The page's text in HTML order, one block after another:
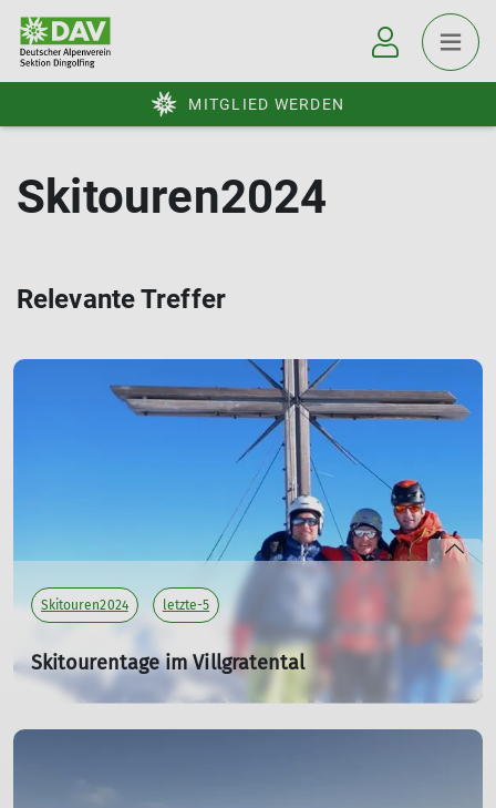
MITGLIED WERDEN
Skitouren2024
Relevante Treffer
Skitouren2024 letzte-5
Skitourentage im Villgratental
vom 19. bis 23.01.2024